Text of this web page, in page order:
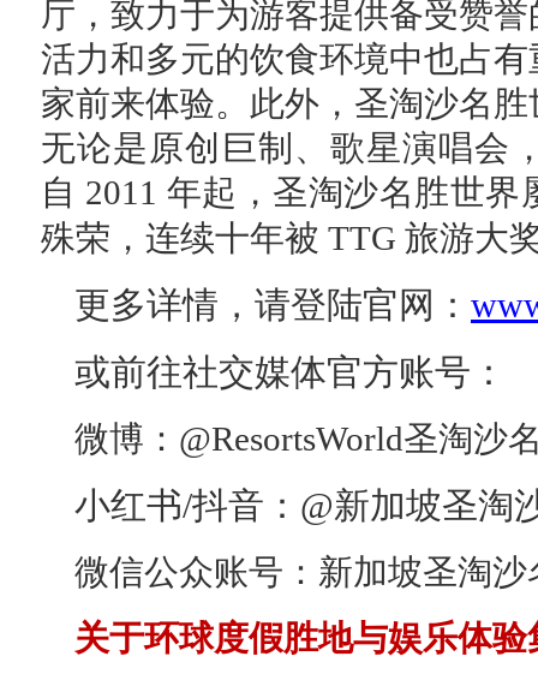
厅，致力于为游客提供备受赞
活力和多元的饮食环境中也占
家前来体验。此外，圣淘沙名
无论是原创巨制、歌星演唱会
自 2011 年起，圣淘沙名胜世
殊荣，连续十年被 TTG 旅游大
更多详情，请登陆官网：
或前往社交媒体官方账号：
微博：@ResortsWorld圣淘沙
小红书/抖音：@新加坡圣淘
微信公众账号：新加坡圣淘沙
关于环球度假胜地与娱乐体验